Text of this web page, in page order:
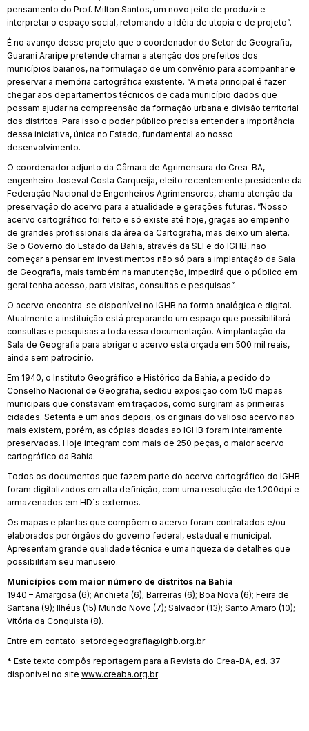
pensamento do Prof. Milton Santos, um novo jeito de produzir e
interpretar o espaço social, retomando a idéia de utopia e de projeto”.
É no avanço desse projeto que o coordenador do Setor de Geografia,
Guarani Araripe pretende chamar a atenção dos prefeitos dos
municípios baianos, na formulação de um convênio para acompanhar e
preservar a memória cartográfica existente. “A meta principal é fazer
chegar aos departamentos técnicos de cada município dados que
possam ajudar na compreensão da formação urbana e divisão territorial
dos distritos. Para isso o poder público precisa entender a importância
dessa iniciativa, única no Estado, fundamental ao nosso
desenvolvimento.
O coordenador adjunto da Câmara de Agrimensura do Crea-BA,
engenheiro Joseval Costa Carqueija, eleito recentemente presidente da
Federação Nacional de Engenheiros Agrimensores, chama atenção da
preservação do acervo para a atualidade e gerações futuras. “Nosso
acervo cartográfico foi feito e só existe até hoje, graças ao empenho
de grandes profissionais da área da Cartografia, mas deixo um alerta.
Se o Governo do Estado da Bahia, através da SEI e do IGHB, não
começar a pensar em investimentos não só para a implantação da Sala
de Geografia, mais também na manutenção, impedirá que o público em
geral tenha acesso, para visitas, consultas e pesquisas”.
O acervo encontra-se disponível no IGHB na forma analógica e digital.
Atualmente a instituição está preparando um espaço que possibilitará
consultas e pesquisas a toda essa documentação. A implantação da
Sala de Geografia para abrigar o acervo está orçada em 500 mil reais,
ainda sem patrocínio.
Em 1940, o Instituto Geográfico e Histórico da Bahia, a pedido do
Conselho Nacional de Geografia, sediou exposição com 150 mapas
municipais que constavam em traçados, como surgiram as primeiras
cidades. Setenta e um anos depois, os originais do valioso acervo não
mais existem, porém, as cópias doadas ao IGHB foram inteiramente
preservadas. Hoje integram com mais de 250 peças, o maior acervo
cartográfico da Bahia.
Todos os documentos que fazem parte do acervo cartográfico do IGHB
foram digitalizados em alta definição, com uma resolução de 1.200dpi e
armazenados em HD´s externos.
Os mapas e plantas que compõem o acervo foram contratados e/ou
elaborados por órgãos do governo federal, estadual e municipal.
Apresentam grande qualidade técnica e uma riqueza de detalhes que
possibilitam seu manuseio.
Municípios com maior número de distritos na Bahia
1940 – Amargosa (6); Anchieta (6); Barreiras (6); Boa Nova (6); Feira de
Santana (9); Ilhéus (15) Mundo Novo (7); Salvador (13); Santo Amaro (10);
Vitória da Conquista (8).
Entre em contato: setordegeografia@ighb.org.br
* Este texto compôs reportagem para a Revista do Crea-BA, ed. 37
disponível no site www.creaba.org.br